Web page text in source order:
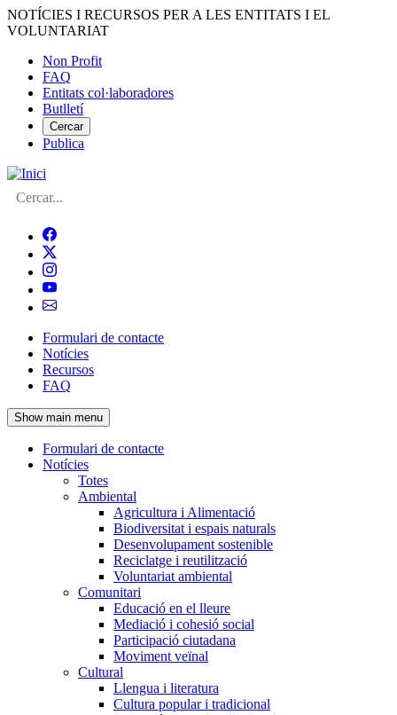
Vés
al
NOTÍCIES I RECURSOS PER A LES ENTITATS I EL
VOLUNTARIAT
Menú
del
compte
d'usuari
Non Profit
FAQ
Entitats col·laboradores
Butlletí
Cercar
Publica
Cerca
Navegació
principal
de
l'encapçalament
Formulari de contacte
Notícies
Recursos
FAQ
Show main menu
Navegació
principal
Formulari de contacte
Notícies
Totes
Ambiental
Agricultura i Alimentació
Biodiversitat i espais naturals
Desenvolupament sostenible
Reciclatge i reutilització
Voluntariat ambiental
Comunitari
Educació en el lleure
Mediació i cohesió social
Participació ciutadana
Moviment veïnal
Cultural
Llengua i literatura
Cultura popular i tradicional